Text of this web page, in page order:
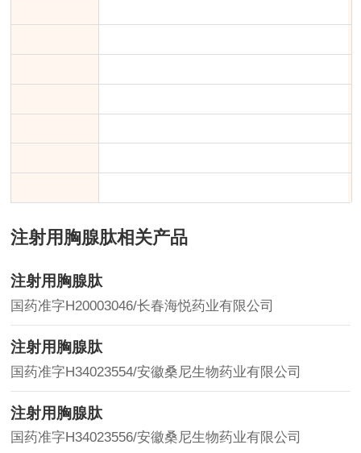
注射用胸腺肽相关产品
注射用胸腺肽
国药准字H20003046/长春海悦药业有限公司
注射用胸腺肽
国药准字H34023554/安徽桑尼生物药业有限公司
注射用胸腺肽
国药准字H34023556/安徽桑尼生物药业有限公司